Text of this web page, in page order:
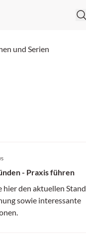
und Serien
- Praxis führen
hier den aktuellen Stand
sowie interessante